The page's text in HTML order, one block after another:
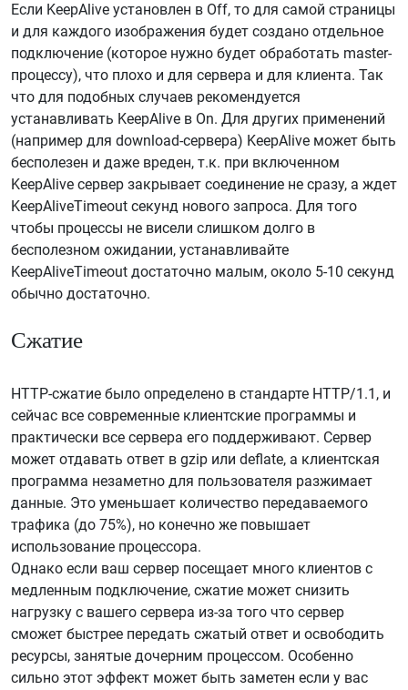
Если KeepAlive установлен в Off, то для самой страницы
и для каждого изображения будет создано отдельное
подключение (которое нужно будет обработать master-
процессу), что плохо и для сервера и для клиента. Так
что для подобных случаев рекомендуется
устанавливать KeepAlive в On. Для других применений
(например для download-сервера) KeepAlive может быть
бесполезен и даже вреден, т.к. при включенном
KeepAlive сервер закрывает соединение не сразу, а ждет
KeepAliveTimeout секунд нового запроса. Для того
чтобы процессы не висели слишком долго в
бесполезном ожидании, устанавливайте
KeepAliveTimeout достаточно малым, около 5-10 секунд
обычно достаточно.
Сжатие
HTTP-сжатие было определено в стандарте HTTP/1.1, и
сейчас все современные клиентские программы и
практически все сервера его поддерживают. Сервер
может отдавать ответ в gzip или deflate, а клиентская
программа незаметно для пользователя разжимает
данные. Это уменьшает количество передаваемого
трафика (до 75%), но конечно же повышает
использование процессора.
Однако если ваш сервер посещает много клиентов с
медленным подключение, сжатие может снизить
нагрузку с вашего сервера из-за того что сервер
сможет быстрее передать сжатый ответ и освободить
ресурсы, занятые дочерним процессом. Особенно
сильно этот эффект может быть заметен если у вас